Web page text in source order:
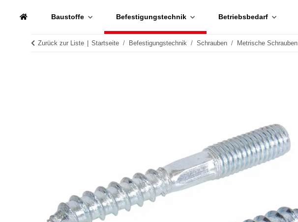
Baustoffe Befestigungstechnik Betriebsbedarf
Zurück zur Liste Startseite Befestigungstechnik Schrauben Metrische Schrauben